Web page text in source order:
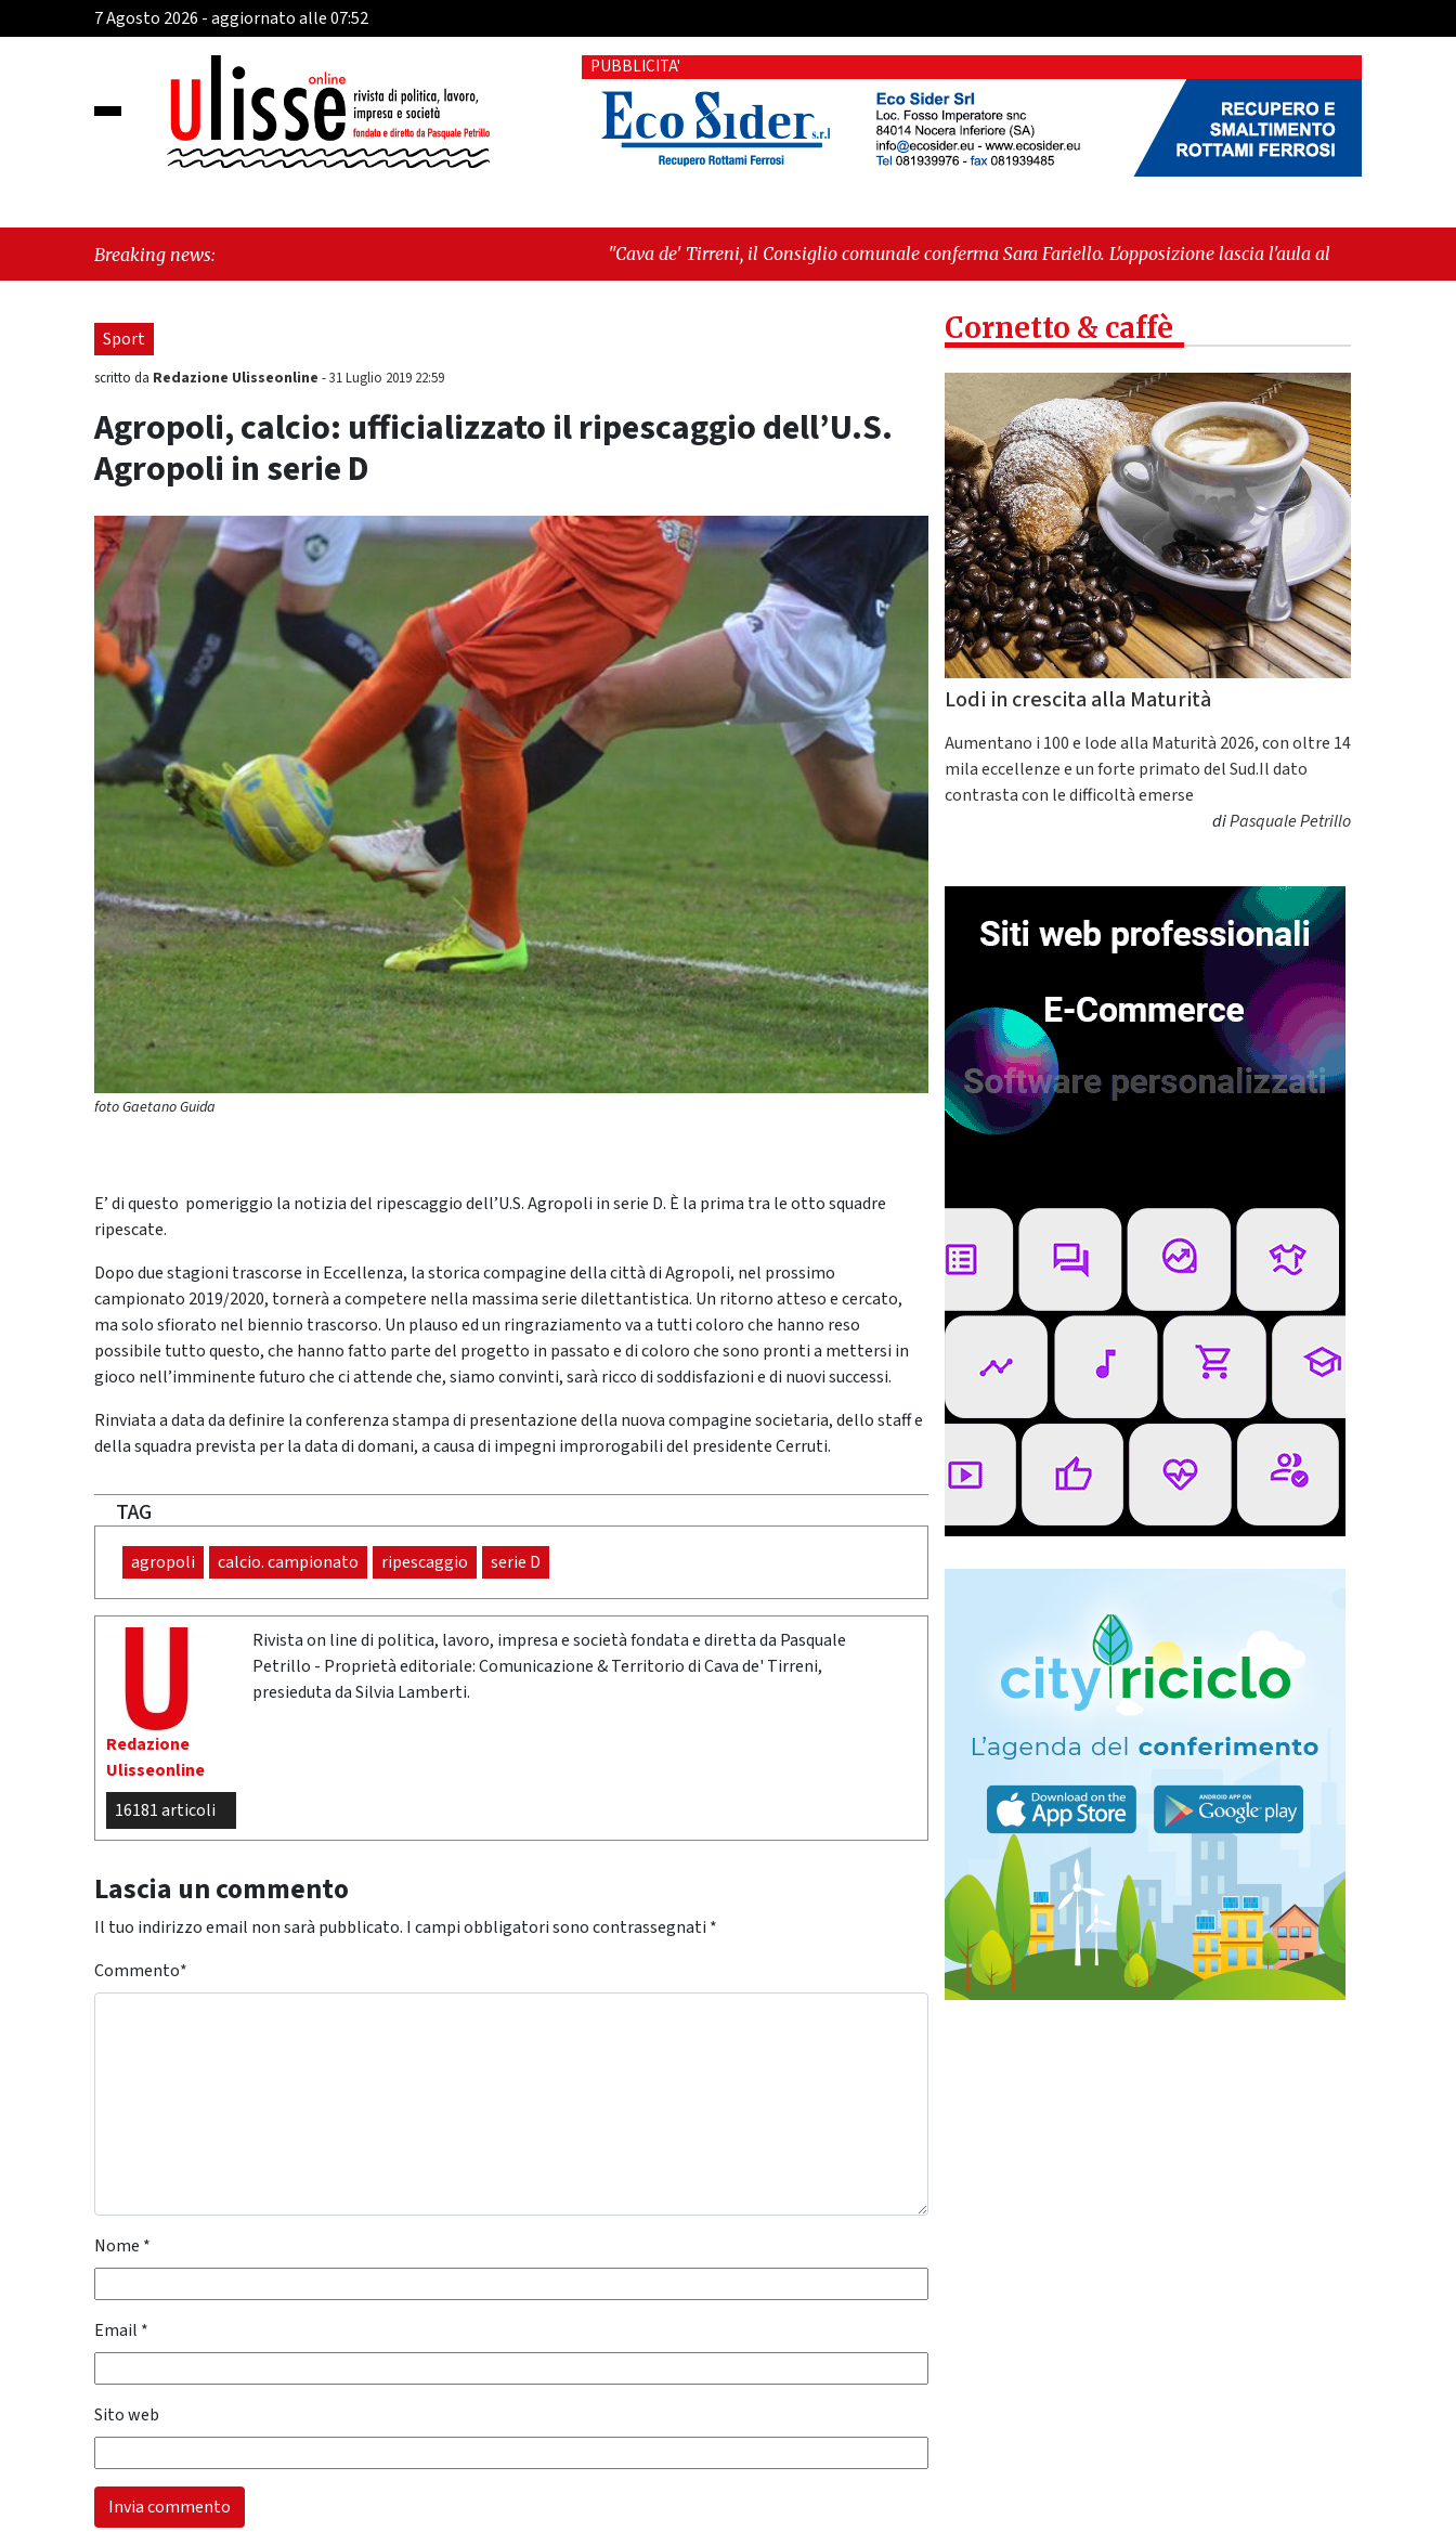
7 Agosto 2026 - aggiornato alle 07:52
PUBBLICITA'
Breaking news: "Cava de' Tirreni, il Consiglio comunale conferma Sara Fariello. L'opposizione lascia l'aula al momento del voto" -
"Vietri sul Mare, giornata storica: la ceramica ammessa alla fase europea per l’IGP"
Sport
scritto da Redazione Ulisseonline -31 Luglio 2019 22:59
Agropoli, calcio: ufficializzato il ripescaggio dell’U.S.
Agropoli in serie D
foto Gaetano Guida
E’ di questo pomeriggio la notizia del ripescaggio dell’U.S. Agropoli in serie D. È la prima tra le otto squadre
ripescate.
Dopo due stagioni trascorse in Eccellenza, la storica compagine della città di Agropoli, nel prossimo
campionato 2019/2020, tornerà a competere nella massima serie dilettantistica. Un ritorno atteso e cercato,
ma solo sfiorato nel biennio trascorso. Un plauso ed un ringraziamento va a tutti coloro che hanno reso
possibile tutto questo, che hanno fatto parte del progetto in passato e di coloro che sono pronti a mettersi in
gioco nell’imminente futuro che ci attende che, siamo convinti, sarà ricco di soddisfazioni e di nuovi successi.
Rinviata a data da definire la conferenza stampa di presentazione della nuova compagine societaria, dello staff e
della squadra prevista per la data di domani, a causa di impegni improrogabili del presidente Cerruti.
TAG
agropoli calcio. campionato ripescaggio serie D
Redazione
Ulisseonline
16181 articoli
Rivista on line di politica, lavoro, impresa e società fondata e diretta da Pasquale
Petrillo - Proprietà editoriale: Comunicazione & Territorio di Cava de' Tirreni,
presieduta da Silvia Lamberti.
Lascia un commento
Il tuo indirizzo email non sarà pubblicato. I campi obbligatori sono contrassegnati *
Commento*
Nome *
Email *
Sito web
Cornetto & caffè
Lodi in crescita alla Maturità
Aumentano i 100 e lode alla Maturità 2026, con oltre 14
mila eccellenze e un forte primato del Sud.Il dato
contrasta con le difficoltà emerse
diPasquale Petrillo